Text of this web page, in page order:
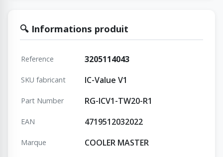
🔍 Informations produit
Reference 3205114043
SKU fabricant IC-Value V1
Part Number RG-ICV1-TW20-R1
EAN 4719512032022
Marque COOLER MASTER